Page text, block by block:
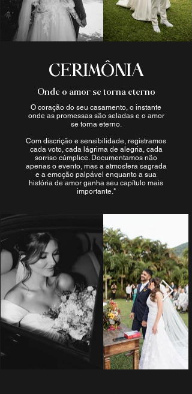
CERIMÔNIA
Onde o amor se torna eterno
O coração do seu casamento, o instante
onde as promessas são seladas e o amor
se torna eterno.
Com discrição e sensibilidade, registramos
cada voto, cada lágrima de alegria, cada
sorriso cúmplice. Documentamos não
apenas o evento, mas a atmosfera sagrada
e a emoção palpável enquanto a sua
história de amor ganha seu capítulo mais
importante."